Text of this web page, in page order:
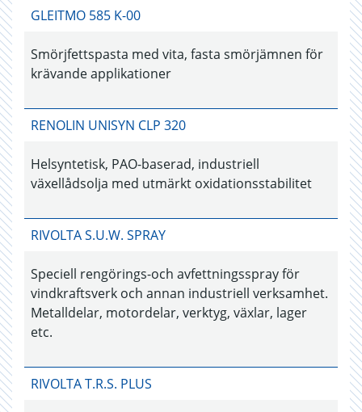
GLEITMO 585 K-00
Smörjfettspasta med vita, fasta smörjämnen för
krävande applikationer
RENOLIN UNISYN CLP 320
Helsyntetisk, PAO-baserad, industriell
växellådsolja med utmärkt oxidationsstabilitet
RIVOLTA S.U.W. SPRAY
Speciell rengörings-och avfettningsspray för
vindkraftsverk och annan industriell verksamhet.
Metalldelar, motordelar, verktyg, växlar, lager
etc.
RIVOLTA T.R.S. PLUS